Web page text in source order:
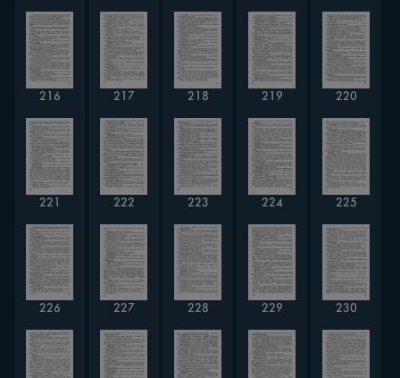
216 217 218 219 220
221 222 223 224 225
226 227 228 229 230